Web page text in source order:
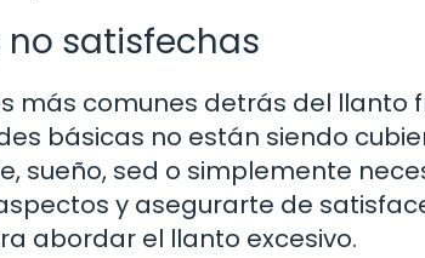
no satisfechas
más comunes detrás del llanto
básicas no están siendo
sueño, sed o simplemente
y asegurarte de
abordar el llanto excesivo.